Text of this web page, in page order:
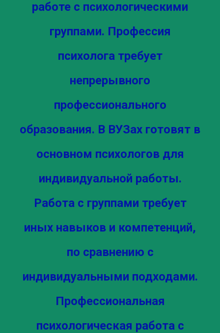
работе с психологическими
группами. Профессия
психолога требует
непрерывного
профессионального
образования. В ВУЗах готовят в
основном психологов для
индивидуальной работы.
Работа с группами требует
иных навыков и компетенций,
по сравнению с
индивидуальными подходами.
Профессиональная
психологическая работа с